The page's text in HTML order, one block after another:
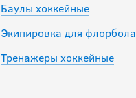
Баулы хоккейные
Экипировка для флорбола
Тренажеры хоккейные